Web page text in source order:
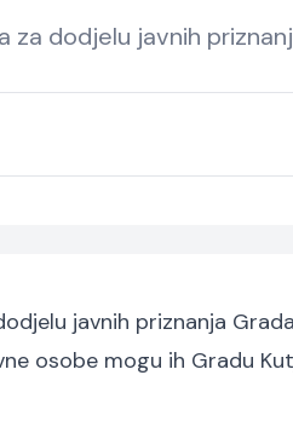
dodjelu javnih
javnih priznanja
osobe mogu ih Gradu